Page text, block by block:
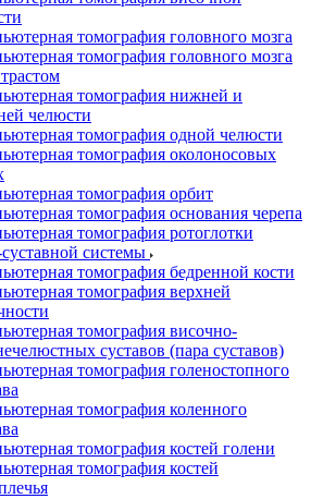
томография головного мозга
томография головного мозга
томография нижней и
челюсти
томография одной челюсти
томография околоносовых
томография орбит
томография основания черепа
томография ротоглотки
системы
томография бедренной кости
томография верхней
томография височно-
суставов (пара суставов)
томография голеностопного
томография коленного
томография костей голени
томография костей